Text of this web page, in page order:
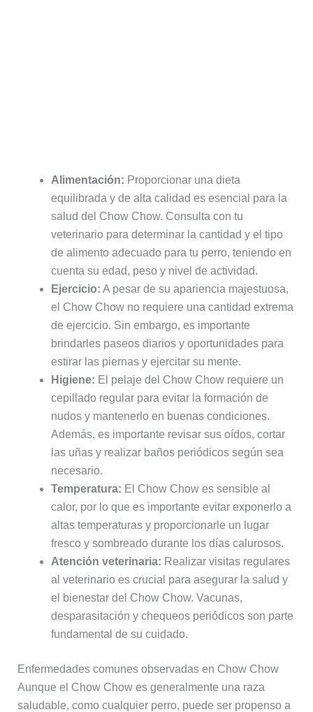
Alimentación: Proporcionar una dieta
equilibrada y de alta calidad es esencial para la
salud del Chow Chow. Consulta con tu
veterinario para determinar la cantidad y el tipo
de alimento adecuado para tu perro, teniendo en
cuenta su edad, peso y nivel de actividad.
Ejercicio: A pesar de su apariencia majestuosa,
el Chow Chow no requiere una cantidad extrema
de ejercicio. Sin embargo, es importante
brindarles paseos diarios y oportunidades para
estirar las piernas y ejercitar su mente.
Higiene: El pelaje del Chow Chow requiere un
cepillado regular para evitar la formación de
nudos y mantenerlo en buenas condiciones.
Además, es importante revisar sus oídos, cortar
las uñas y realizar baños periódicos según sea
necesario.
Temperatura: El Chow Chow es sensible al
calor, por lo que es importante evitar exponerlo a
altas temperaturas y proporcionarle un lugar
fresco y sombreado durante los días calurosos.
Atención veterinaria: Realizar visitas regulares
al veterinario es crucial para asegurar la salud y
el bienestar del Chow Chow. Vacunas,
desparasitación y chequeos periódicos son parte
fundamental de su cuidado.
Enfermedades comunes observadas en Chow Chow
Aunque el Chow Chow es generalmente una raza
saludable, como cualquier perro, puede ser propenso a